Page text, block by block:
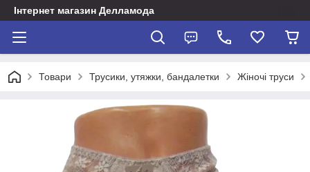
Інтернет магазин Делламода
Товари Трусики, утяжки, бандалетки Жіночі труси